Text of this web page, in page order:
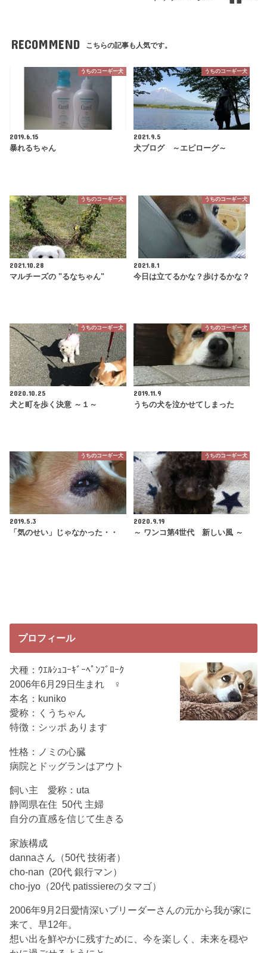
RECOMMEND こちらの記事も人気です。
うちのコーギー犬
2019.6.15
暴れるちゃん
うちのコーギー犬
2021.9.5
犬ブログ ～エピローグ～
うちのコーギー犬
2021.10.28
マルチーズの "るなちゃん"
うちのコーギー犬
2021.8.1
今日は立てるかな？歩けるかな？
うちのコーギー犬
2020.10.25
犬と町を歩く決意 ～１～
うちのコーギー犬
2019.11.9
うちの犬を泣かせてしまった
うちのコーギー犬
2019.5.3
「気のせい」じゃなかった・・
うちのコーギー犬
2020.9.19
～ ワンコ第4世代 新しい風 ～
プロフィール
犬種：ｳｴﾙｼｭｺｰｷﾞｰﾍﾟﾝﾌﾞﾛｰｸ
2006年6月29日生まれ ♀
本名：kuniko
愛称：くうちゃん
特徴：シッポ あります
性格：ノミの心臓
病院とドッグランはアウト
飼い主 愛称：uta
静岡県在住 50代 主婦
自分の直感を信じて生きる
家族構成
dannaさん（50代 技術者）
cho-nan (20代 銀行マン）
cho-jyo（20代 patissiereのタマゴ）
2006年9月2日愛情深いブリーダーさんの元から我が家に
来て、早12年。
想い出を鮮やかに残すために、今を楽しく、未来を穏や